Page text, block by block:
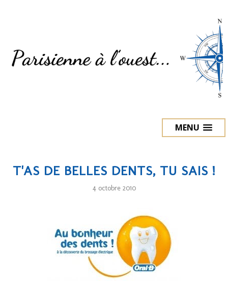
MENU
T'AS DE BELLES DENTS, TU SAIS !
4 octobre 2010